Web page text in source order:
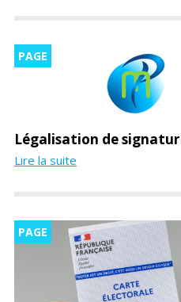
PAGE
Légalisation de
Lire la suite
PAGE